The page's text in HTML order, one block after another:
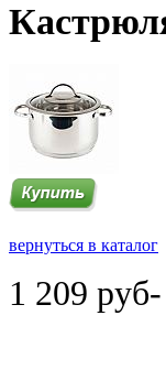
вернуться в каталог
1 209 руб-